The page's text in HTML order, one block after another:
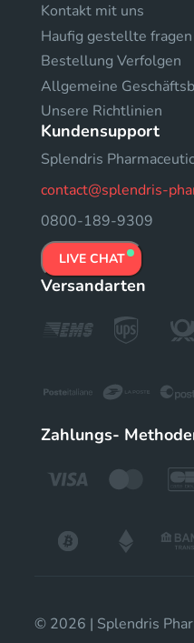
Kontakt mit uns
Haufig gestellte fragen
Bestellung Verfolgen
Allgemeine
Unsere Richtlinien
Kundensupport
Splendris
contact@splendris-
0800-189-9309
LIVE CHAT
Versandarten
Zahlungs-
© 2026 | Splendris